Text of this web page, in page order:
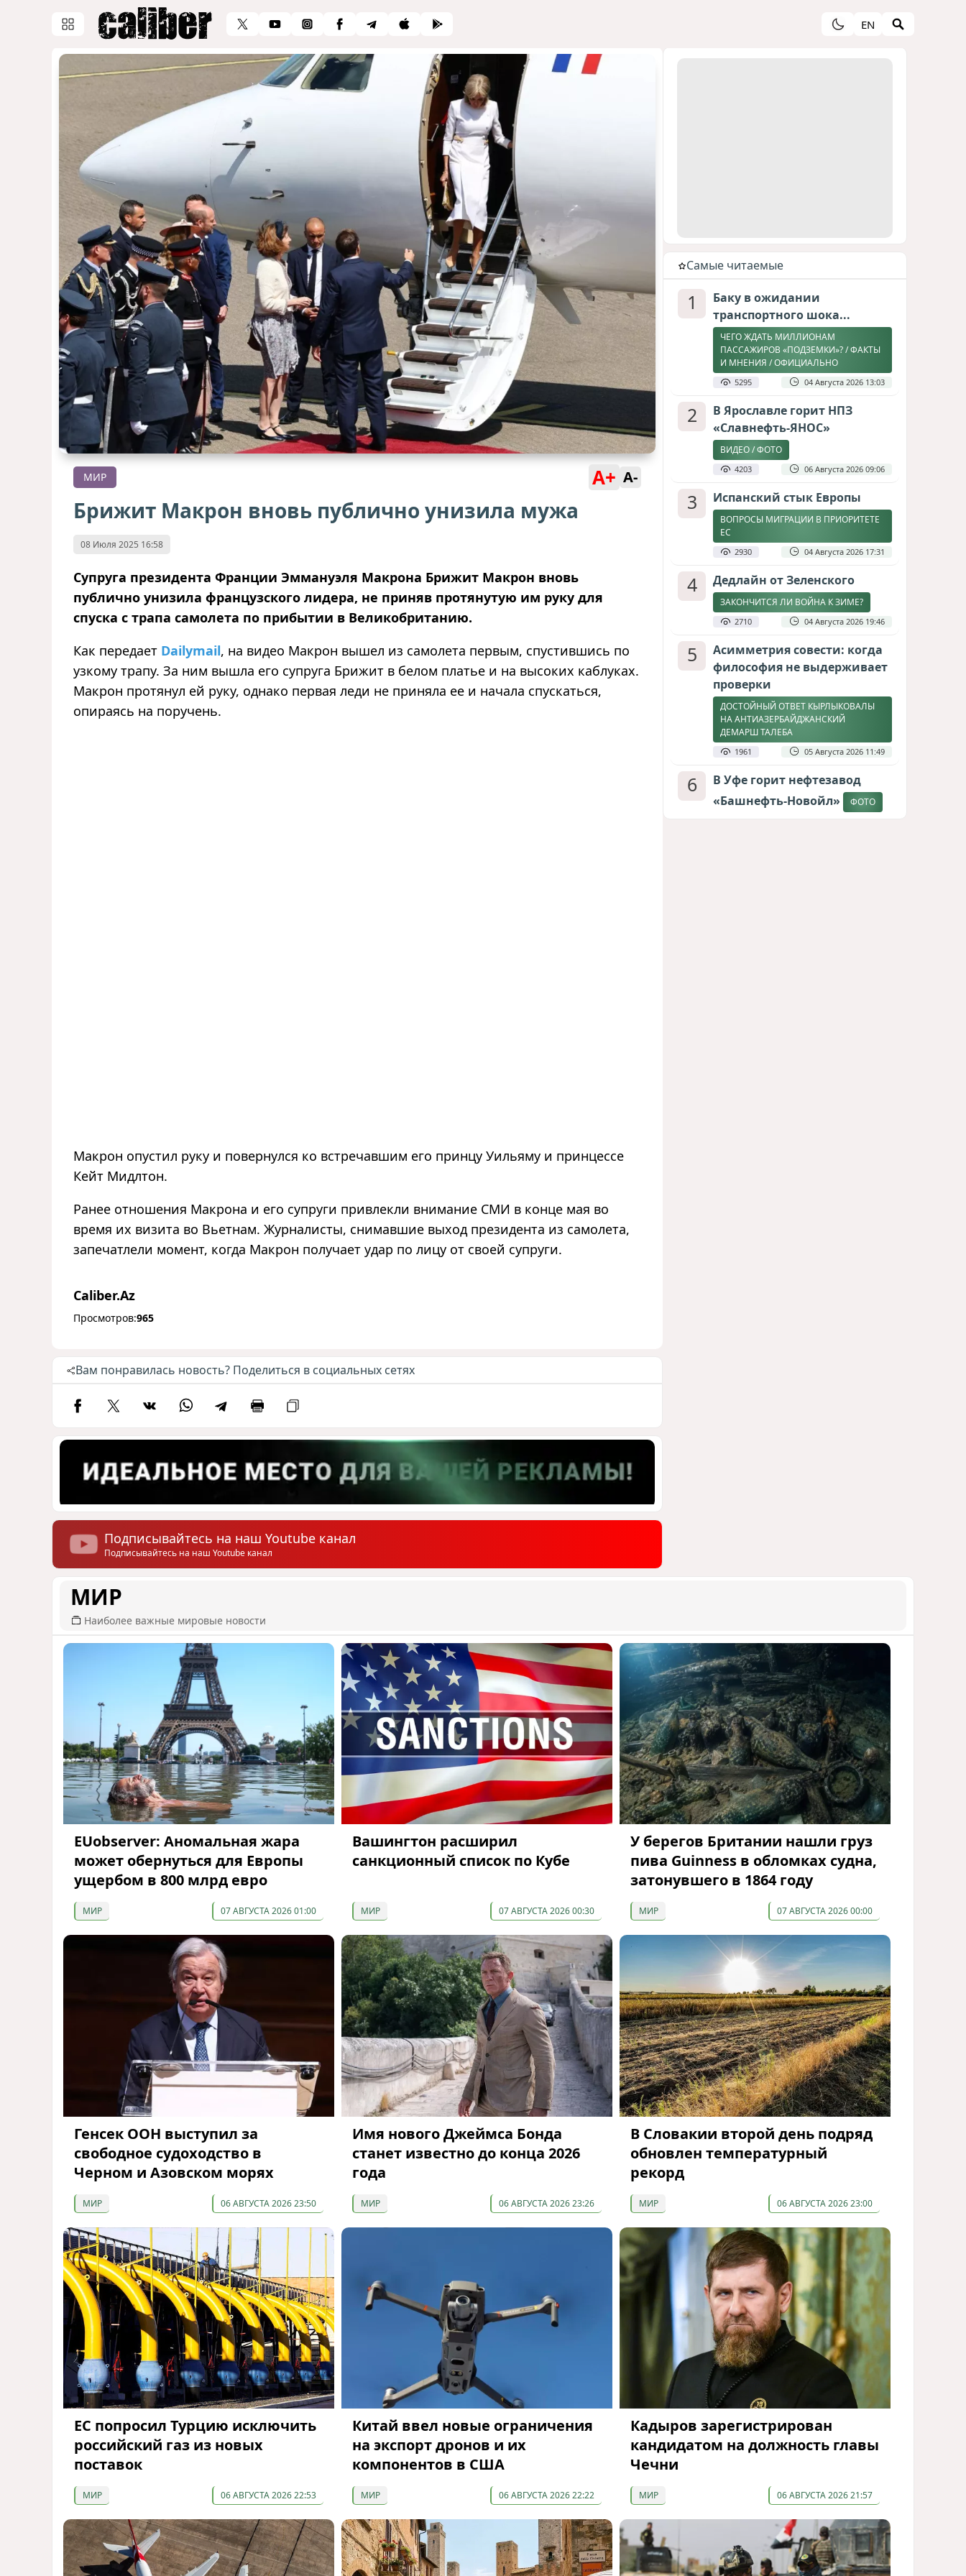
EN
МИР A+ A-
Брижит Макрон вновь публично унизила мужа
08 Июля 2025 16:58
Супруга президента Франции Эммануэля Макрона Брижит Макрон вновь
публично унизила французского лидера, не приняв протянутую им руку для
спуска с трапа самолета по прибытии в Великобританию.
Как передает Dailymail, на видео Макрон вышел из самолета первым, спустившись по
узкому трапу. За ним вышла его супруга Брижит в белом платье и на высоких каблуках.
Макрон протянул ей руку, однако первая леди не приняла ее и начала спускаться,
опираясь на поручень.
Макрон опустил руку и повернулся ко встречавшим его принцу Уильяму и принцессе
Кейт Мидлтон.
Ранее отношения Макрона и его супруги привлекли внимание СМИ в конце мая во
время их визита во Вьетнам. Журналисты, снимавшие выход президента из самолета,
запечатлели момент, когда Макрон получает удар по лицу от своей супруги.
Caliber.Az
Просмотров:965
Вам понравилась новость? Поделиться в социальных сетях
Подписывайтесь на наш Youtube канал
Подписывайтесь на наш Youtube канал
Cамые читаемые
1
Баку в ожидании
транспортного шока...
ЧЕГО ЖДАТЬ МИЛЛИОНАМ
ПАССАЖИРОВ «ПОДЗЕМКИ»? / ФАКТЫ
И МНЕНИЯ / ОФИЦИАЛЬНО
5295 04 Августа 2026 13:03
2
В Ярославле горит НПЗ
«Славнефть-ЯНОС»
ВИДЕО / ФОТО
4203 06 Августа 2026 09:06
3 Испанский стык Европы
ВОПРОСЫ МИГРАЦИИ В ПРИОРИТЕТЕ
ЕС
2930 04 Августа 2026 17:31
4 Дедлайн от Зеленского
ЗАКОНЧИТСЯ ЛИ ВОЙНА К ЗИМЕ?
2710 04 Августа 2026 19:46
5
Асимметрия совести: когда
философия не выдерживает
проверки
ДОСТОЙНЫЙ ОТВЕТ КЫРЛЫКОВАЛЫ
НА АНТИАЗЕРБАЙДЖАНСКИЙ
ДЕМАРШ ТАЛЕБА
1961 05 Августа 2026 11:49
6
В Уфе горит нефтезавод
«Башнефть-Новойл»
ФОТО
МИР
Наиболее важные мировые новости
EUobserver: Аномальная жара
может обернуться для Европы
ущербом в 800 млрд евро
МИР 07 АВГУСТА 2026 01:00
Вашингтон расширил
санкционный список по Кубе
МИР 07 АВГУСТА 2026 00:30
У берегов Британии нашли груз
пива Guinness в обломках судна,
затонувшего в 1864 году
МИР 07 АВГУСТА 2026 00:00
Генсек ООН выступил за
свободное судоходство в
Черном и Азовском морях
МИР 06 АВГУСТА 2026 23:50
Имя нового Джеймса Бонда
станет известно до конца 2026
года
МИР 06 АВГУСТА 2026 23:26
В Словакии второй день подряд
обновлен температурный
рекорд
МИР 06 АВГУСТА 2026 23:00
ЕС попросил Турцию исключить
российский газ из новых
поставок
МИР 06 АВГУСТА 2026 22:53
Китай ввел новые ограничения
на экспорт дронов и их
компонентов в США
МИР 06 АВГУСТА 2026 22:22
Кадыров зарегистрирован
кандидатом на должность главы
Чечни
МИР 06 АВГУСТА 2026 21:57